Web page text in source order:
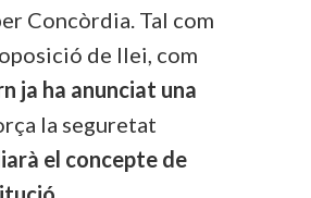
Concòrdia. Tal com
de llei, com
ja ha anunciat una
la seguretat
el concepte de